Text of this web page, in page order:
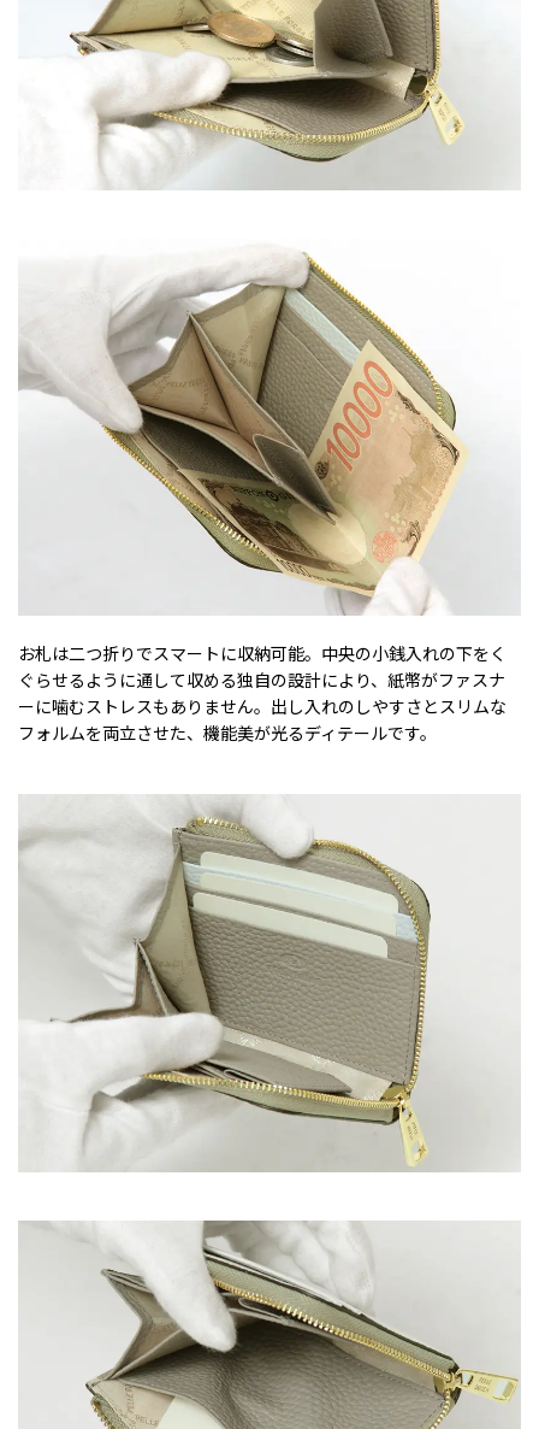
お札は二つ折りでスマートに収納可能。中央の小銭入れの下をく
ぐらせるように通して収める独自の設計により、紙幣がファスナ
ーに噛むストレスもありません。出し入れのしやすさとスリムな
フォルムを両立させた、機能美が光るディテールです。